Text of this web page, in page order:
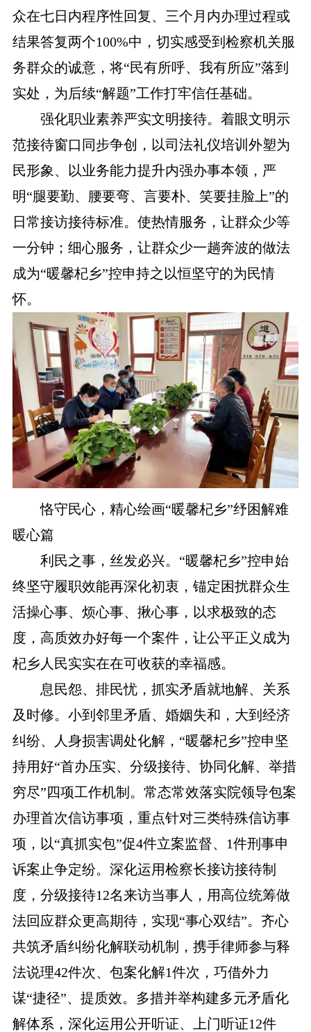
众在七日内程序性回复、三个月内办理过程或
结果答复两个100%中，切实感受到检察机关服
务群众的诚意，将“民有所呼、我有所应”落到
实处，为后续“解题”工作打牢信任基础。
强化职业素养严实文明接待。着眼文明示
范接待窗口同步争创，以司法礼仪培训外塑为
民形象、以业务能力提升内强办事本领，严
明“腿要勤、腰要弯、言要朴、笑要挂脸上”的
日常接访接待标准。使热情服务，让群众少等
一分钟；细心服务，让群众少一趟奔波的做法
成为“暖馨杞乡”控申持之以恒坚守的为民情
怀。
恪守民心，精心绘画“暖馨杞乡”纾困解难
暖心篇
利民之事，丝发必兴。“暖馨杞乡”控申始
终坚守履职效能再深化初衷，锚定困扰群众生
活操心事、烦心事、揪心事，以求极致的态
度，高质效办好每一个案件，让公平正义成为
杞乡人民实实在在可收获的幸福感。
息民怨、排民忧，抓实矛盾就地解、关系
及时修。小到邻里矛盾、婚姻失和，大到经济
纠纷、人身损害调处化解，“暖馨杞乡”控申坚
持用好“首办压实、分级接待、协同化解、举措
穷尽”四项工作机制。常态常效落实院领导包案
办理首次信访事项，重点针对三类特殊信访事
项，以“真抓实包”促4件立案监督、1件刑事申
诉案止争定纷。深化运用检察长接访接待制
度，分级接待12名来访当事人，用高位统筹做
法回应群众更高期待，实现“事心双结”。齐心
共筑矛盾纠纷化解联动机制，携手律师参与释
法说理42件次、包案化解1件次，巧借外力
谋“捷径”、提质效。多措并举构建多元矛盾化
解体系，深化运用公开听证、上门听证12件